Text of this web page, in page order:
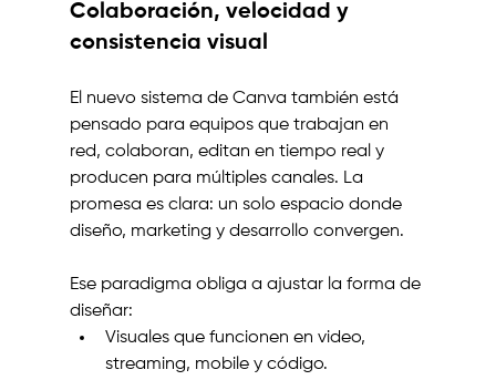
Colaboración, velocidad y
consistencia visual
El nuevo sistema de Canva también está
pensado para equipos que trabajan en
red, colaboran, editan en tiempo real y
producen para múltiples canales. La
promesa es clara: un solo espacio donde
diseño, marketing y desarrollo convergen.
Ese paradigma obliga a ajustar la forma de
diseñar:
Visuales que funcionen en video,
streaming, mobile y código.